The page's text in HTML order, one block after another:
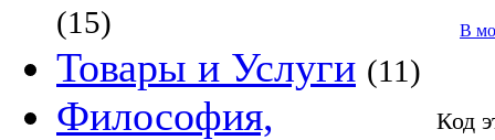
(15)
Товары и Услуги (11)
Философия,
В
Код